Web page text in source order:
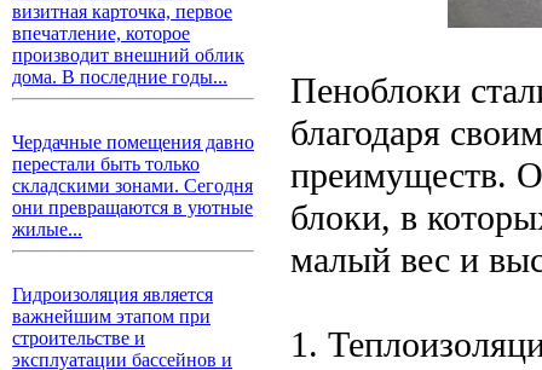
визитная карточка, первое
впечатление, которое
производит внешний облик
дома. В последние годы...
Чердачные помещения давно
перестали быть только
складскими зонами. Сегодня
они превращаются в уютные
жилые...
Гидроизоляция является
важнейшим этапом при
строительстве и
эксплуатации бассейнов и
Пеноблоки
благодаря
преимуществ.
блоки, в
малый вес и
1.